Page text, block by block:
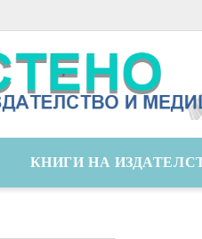
КНИГИ НА